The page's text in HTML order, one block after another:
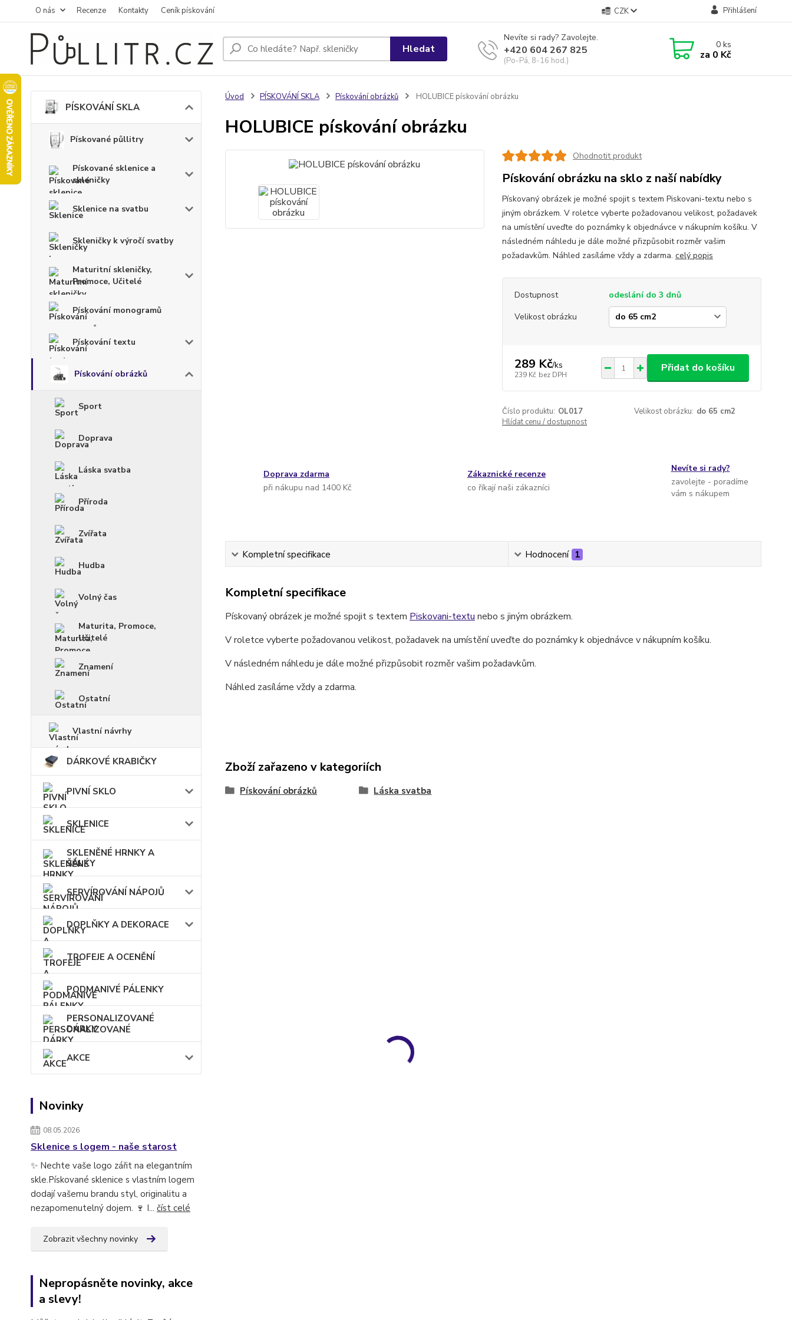
O nás Recenze Kontakty Ceník pískování CZK Přihlášení
Hledat
Nevíte si rady? Zavolejte.
+420 604 267 825
(Po-Pá, 8-16 hod.)
0ks
za 0 Kč
PÍSKOVÁNÍ SKLA
Pískované půllitry
Pískované sklenice a
skleničky
Sklenice na svatbu
Skleničky k výročí svatby
Maturitní skleničky,
Promoce, Učitelé
Pískování monogramů
Pískování textu
Pískování obrázků
Sport
Doprava
Láska svatba
Příroda
Zvířata
Hudba
Volný čas
Maturita, Promoce,
Učitelé
Znamení
Ostatní
Vlastní návrhy
DÁRKOVÉ KRABIČKY
PIVNÍ SKLO
SKLENICE
SKLENĚNÉ HRNKY A
ŠÁLKY
SERVÍROVÁNÍ NÁPOJŮ
DOPLŇKY A DEKORACE
TROFEJE A OCENĚNÍ
PODMANIVÉ PÁLENKY
PERSONALIZOVANÉ
DÁRKY
AKCE
Novinky
08.05.2026
Sklenice s logem - naše starost
✨ Nechte vaše logo zářit na elegantním
skle.Pískované sklenice s vlastním logem
dodají vašemu brandu styl, originalitu a
nezapomenutelný dojem. 🍷 I... číst celé
Zobrazit všechny novinky
Nepropásněte novinky, akce
a slevy!
Úvod PÍSKOVÁNÍ SKLA Pískování obrázků HOLUBICE pískování obrázku
HOLUBICE pískování obrázku
Ohodnotit produkt
Pískování obrázku na sklo z naší nabídky
Pískovaný obrázek je možné spojit s textem Piskovani-textu nebo s
jiným obrázkem. V roletce vyberte požadovanou velikost, požadavek
na umístění uveďte do poznámky k objednávce v nákupním košíku. V
následném náhledu je dále možné přizpůsobit rozměr vašim
požadavkům. Náhled zasíláme vždy a zdarma. celý popis
Dostupnost
odeslání do 3 dnů
Velikost obrázku
289 Kč/ks
239 Kč bez DPH
Přidat do košíku
Číslo produktu: OL017 Velikost obrázku: do 65 cm2
Hlídat cenu / dostupnost
Doprava zdarma
při nákupu nad 1400 Kč
Zákaznické recenze
co říkají naši zákazníci
Nevíte si rady?
zavolejte - poradíme
vám s nákupem
Kompletní specifikace Hodnocení 1
Kompletní specifikace
Pískovaný obrázek je možné spojit s textem Piskovani-textu nebo s jiným obrázkem.
V roletce vyberte požadovanou velikost, požadavek na umístění uveďte do poznámky k objednávce v nákupním košíku.
V následném náhledu je dále možné přizpůsobit rozměr vašim požadavkům.
Náhled zasíláme vždy a zdarma.
Zboží zařazeno v kategoriích
Pískování obrázků Láska svatba